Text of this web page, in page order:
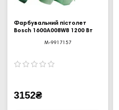
Фарбувальний пістолет
Bosch 1600A008W8 1200 Вт
M-9917157
3152₴